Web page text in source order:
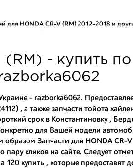
для HONDA CR-V (RM) 2012-2018 и
от контрафактных аналогов.
надежного и проверенного продавца.
нашего интернет-магазина
автозапчастей.
и японским дорогам;
прослужат вам.
(RM) - купить
- razborka6062.
, а также запчасти тойота
срок в Константиновку ,
для Вашей модели
образом Запчасти для HONDA CR-
кликов на сайте. Следует
120 купить , которые предоставят